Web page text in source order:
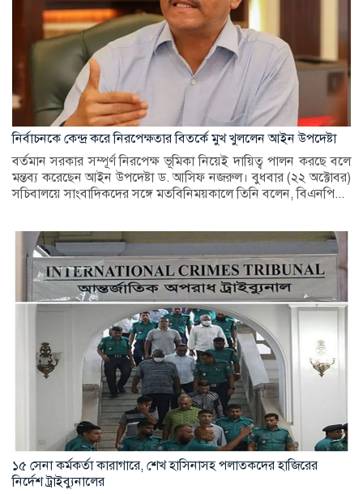
নির্বাচনকে কেন্দ্র করে নিরপেক্ষতার বিতর্কে মুখ খুললেন আইন উপদেষ্টা
বর্তমান সরকার সম্পূর্ণ নিরপেক্ষ ভূমিকা নিয়েই দায়িত্ব পালন করছে বলে
মন্তব্য করেছেন আইন উপদেষ্টা ড. আসিফ নজরুল। বুধবার (২২ অক্টোবর)
সচিবালয়ে সাংবাদিকদের সঙ্গে মতবিনিময়কালে তিনি বলেন, বিএনপি...
১৫ সেনা কর্মকর্তা কারাগারে, শেখ হাসিনাসহ পলাতকদের হাজিরের
নির্দেশ ট্রাইব্যুনালের